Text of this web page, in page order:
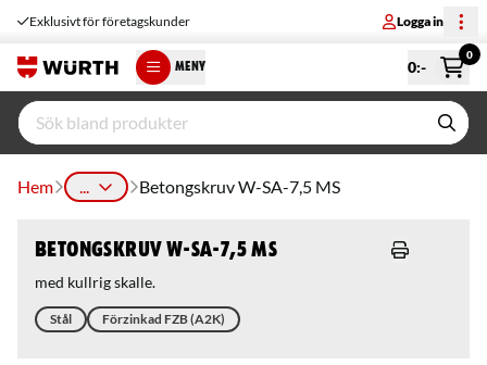
Exklusivt för företagskunder Logga in
MENY 0:-
0
Hem ... Betongskruv W-SA-7,5 MS
Betongskruv W-SA-7,5 MS
med kullrig skalle.
Stål Förzinkad FZB (A2K)